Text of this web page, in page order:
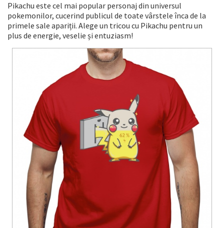
Pikachu este cel mai popular personaj din universul
pokemonilor, cucerind publicul de toate vârstele înca de la
primele sale apariții. Alege un tricou cu Pikachu pentru un
plus de energie, veselie și entuziasm!